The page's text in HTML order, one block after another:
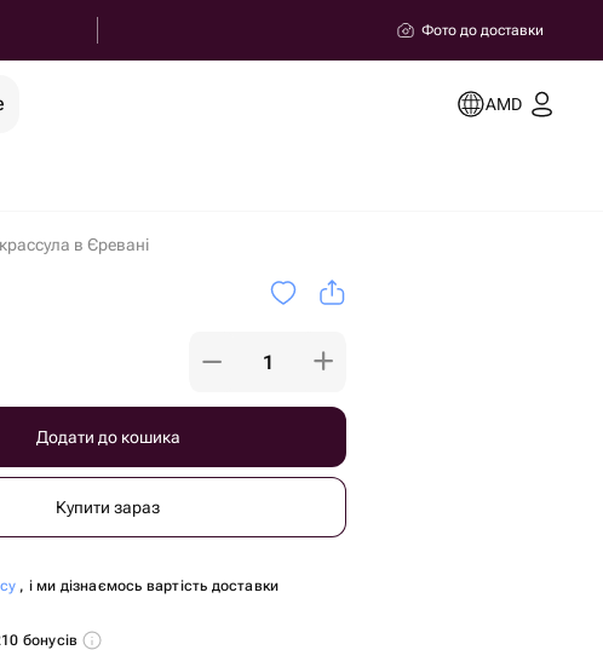
Фото до доставки
AMD
крассула в Єревані
Додати до кошика
Купити зараз
, і ми дізнаємось вартість доставки
бонусів